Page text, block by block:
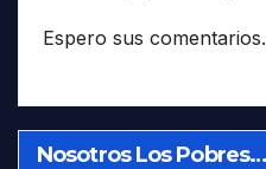
Espero sus comentarios.
Nosotros Los